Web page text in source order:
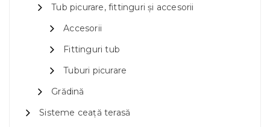
Tub picurare, fittinguri și accesorii
Accesorii
Fittinguri tub
Tuburi picurare
Grădină
Sisteme ceață terasă